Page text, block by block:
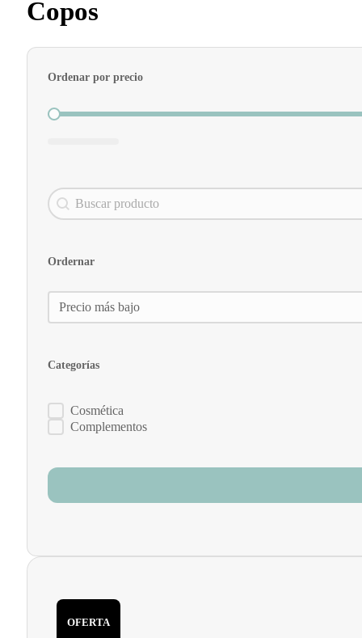
Copos
Ordenar por precio
Ordenar por precio
Buscador
Search content
Ordernar
Ordernar
Categorías
CategoríasCosmética
Complementos
OFERTA